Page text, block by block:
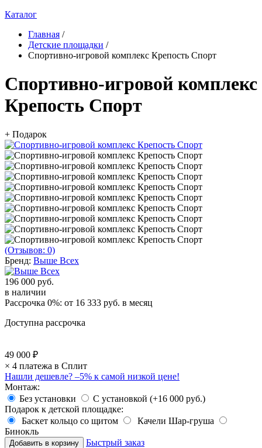
Каталог
Главная /
Детские площадки /
Спортивно-игровой комплекс Крепость Спорт
Спортивно-игровой комплекс
Крепость Спорт
+ Подарок
(Отзывов: 0)
Бренд: Выше Всех
196 000 руб.
в наличии
Рассрочка 0%: от 16 333 руб. в месяц
Доступна рассрочка
49 000 ₽
× 4 платежа в Сплит
Нашли дешевле? –5% к самой низкой цене!
Монтаж:
Без установки
С установкой (+16 000 руб.)
Подарок к детской площадке:
Баскет кольцо со щитом
Качели Шар-груша
Бинокль
Быстрый заказ